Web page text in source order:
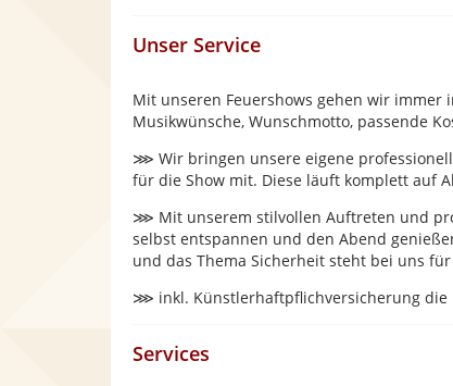
Unser Service
Mit unseren Feuershows gehen wir
Musikwünsche, Wunschmotto, passende
⋙ Wir bringen unsere eigene
für die Show mit. Diese läuft komplett auf
⋙ Mit unserem stilvollen Auftreten und
selbst entspannen und den Abend
und das Thema Sicherheit steht bei uns
⋙ inkl. Künstlerhaftpflichversicherung die
Services